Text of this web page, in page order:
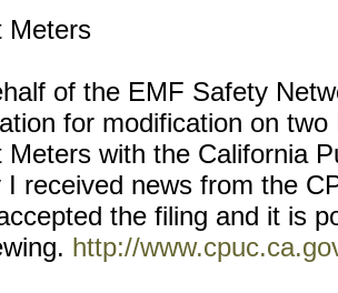
Meters
of the EMF Safety
for modification on
Meters with the California
I received news from the
the filing and it is
http://